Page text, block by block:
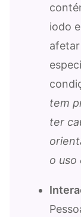
iodo
tem
ter
o uso